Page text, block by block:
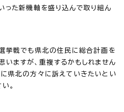
った新機軸を盛り込んで取り組ん
挙戦でも県北の住民に総合計画を
ますが、重複するかもしれません
に県北の方々に訴えていきたいとい
。